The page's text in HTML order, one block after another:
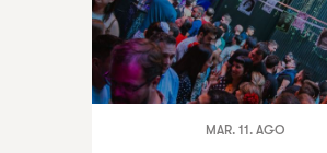
MAR. 11. AGO